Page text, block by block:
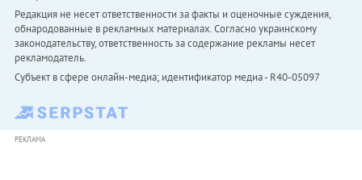
Редакция не несет ответственности за факты и оценочные суждения,
обнародованные в рекламных материалах. Согласно украинскому
законодательству, ответственность за содержание рекламы несет
рекламодатель.
Субъект в сфере онлайн-медиа; идентификатор медиа - R40-05097
РЕКЛАМА